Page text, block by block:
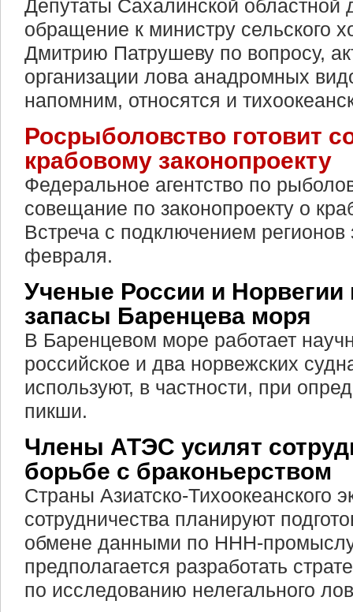
Депутаты Сахалинской
обращение к министру сельского
Дмитрию Патрушеву по вопросу,
организации лова анадромных
напомним, относятся и
Росрыболовство готовит
крабовому законопроекту
Федеральное агентство по
совещание по законопроекту о
Встреча с подключением
февраля.
Ученые России и Норвегии
запасы Баренцева моря
В Баренцевом море работает
российское и два норвежских
используют, в частности, при
пикши.
Члены АТЭС усилят
борьбе с браконьерством
Страны Азиатско-Тихоокеанского
сотрудничества планируют
обмене данными по ННН-
предполагается разработать
по исследованию нелегального